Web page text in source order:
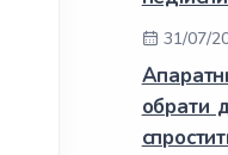
31/07/
обрати